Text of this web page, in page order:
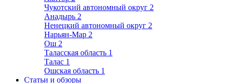
Чукотский автономный округ 2
Анадырь 2
Ненецкий автономный округ 2
Нарьян-Мар 2
Ош 2
Таласская область 1
Талас 1
Ошская область 1
Статьи и обзоры